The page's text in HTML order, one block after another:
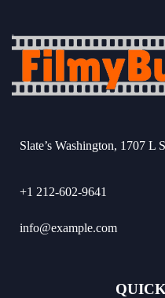
Slate’s Washington, 1707 L
+1 212-602-9641
info@example.com